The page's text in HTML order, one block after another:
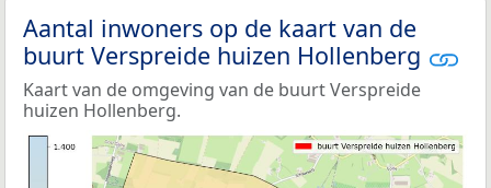
Aantal inwoners op de kaart van de
buurt Verspreide huizen Hollenberg
Kaart van de omgeving van de buurt Verspreide
huizen Hollenberg.